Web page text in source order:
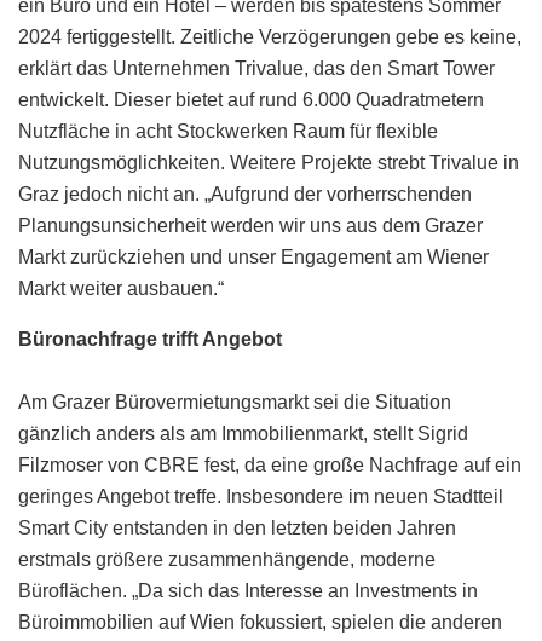
ein Büro und ein Hotel – werden bis spätestens Sommer
2024 fertiggestellt. Zeitliche Verzögerungen gebe es keine,
erklärt das Unternehmen Trivalue, das den Smart Tower
entwickelt. Dieser bietet auf rund 6.000 Quadratmetern
Nutzfläche in acht Stockwerken Raum für flexible
Nutzungsmöglichkeiten. Weitere Projekte strebt Trivalue in
Graz jedoch nicht an. „Aufgrund der vorherrschenden
Planungsunsicherheit werden wir uns aus dem Grazer
Markt zurückziehen und unser Engagement am Wiener
Markt weiter ausbauen.“
Büronachfrage trifft Angebot
Am Grazer Bürovermietungsmarkt sei die Situation
gänzlich anders als am Immobilienmarkt, stellt Sigrid
Filzmoser von CBRE fest, da eine große Nachfrage auf ein
geringes Angebot treffe. Insbesondere im neuen Stadtteil
Smart City entstanden in den letzten beiden Jahren
erstmals größere zusammenhängende, moderne
Büroflächen. „Da sich das Interesse an Investments in
Büroimmobilien auf Wien fokussiert, spielen die anderen